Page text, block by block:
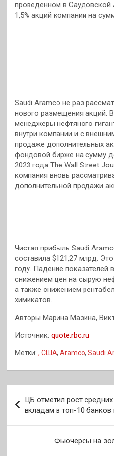
проведенном в
1,5% акций компании на
Saudi Aramco не раз
нового размещения акций.
менеджеры нефтяного
внутри компании и с
продаже дополнительных
фондовой бирже на сумму
2023 года The Wall Street
компания вновь
дополнительной продажи
Чистая прибыль Saudi
составила $121,27 млрд.
году. Падение показателей
снижением цен на сырую
а также снижением
химикатов.
Авторы Марина Мазина,
Источник: quote.rbc.ru
Метки: , США, Aramco, Saudi
по
записям
ЦБ отметил рост
вкладам в топ-10 банков
Фьючерсы на